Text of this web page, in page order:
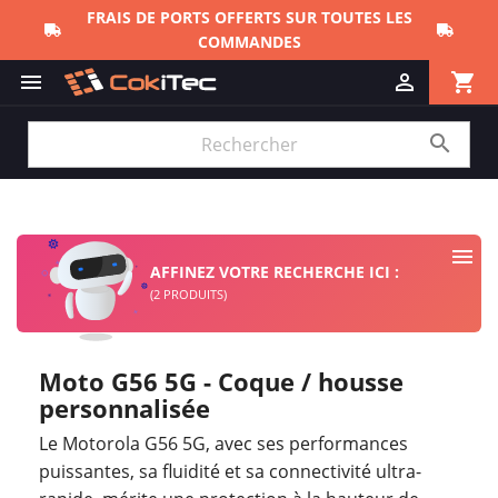
 shopping_cart


AFFINEZ VOTRE RECHERCHE ICI :
(2 PRODUITS)
Moto G56 5G - Coque / housse
personnalisée
Le Motorola G56 5G, avec ses performances
puissantes, sa fluidité et sa connectivité ultra-